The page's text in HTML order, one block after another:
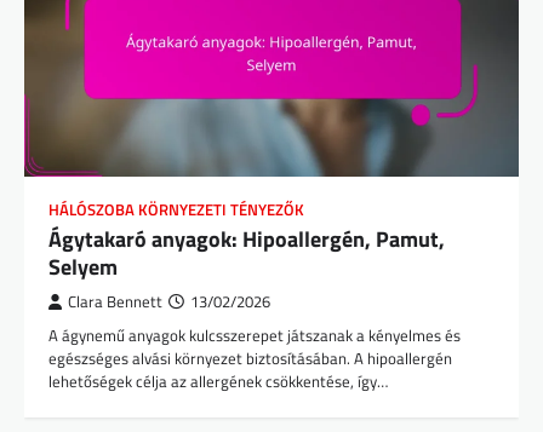
HÁLÓSZOBA KÖRNYEZETI TÉNYEZŐK
Ágytakaró anyagok: Hipoallergén, Pamut,
Selyem
Clara Bennett 13/02/2026
A ágynemű anyagok kulcsszerepet játszanak a kényelmes és
egészséges alvási környezet biztosításában. A hipoallergén
lehetőségek célja az allergének csökkentése, így…